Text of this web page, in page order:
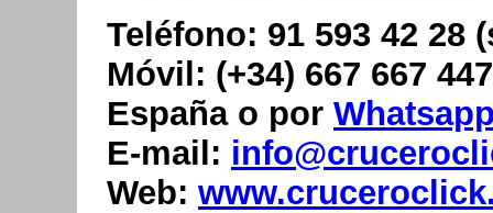
Teléfono: 91 593 42 28
Móvil : (+34) 667 667
España o por
E-mail :
Web: